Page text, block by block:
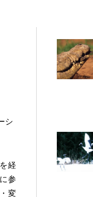
シ
経
参
変